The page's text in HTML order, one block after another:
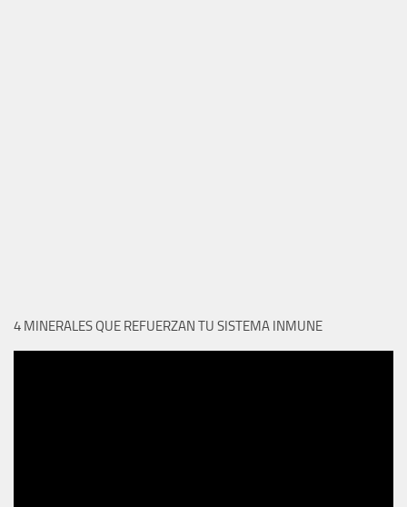
4 MINERALES QUE REFUERZAN TU SISTEMA INMUNE